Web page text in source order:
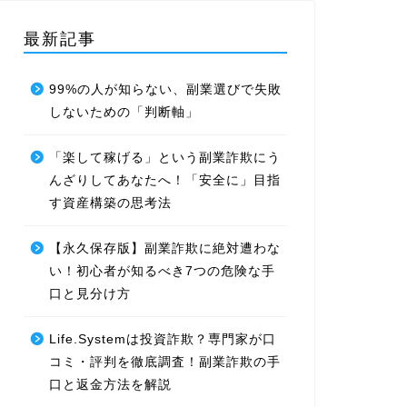
最新記事
99%の人が知らない、副業選びで失敗
しないための「判断軸」
「楽して稼げる」という副業詐欺にう
んざりしてあなたへ！「安全に」目指
す資産構築の思考法
【永久保存版】副業詐欺に絶対遭わな
い！初心者が知るべき7つの危険な手
口と見分け方
Life.Systemは投資詐欺？専門家が口
コミ・評判を徹底調査！副業詐欺の手
口と返金方法を解説